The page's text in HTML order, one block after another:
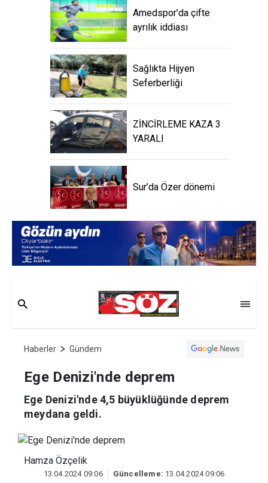
Amedspor’da çifte
ayrılık iddiası
Sağlıkta Hijyen
Seferberliği
ZİNCİRLEME KAZA 3
YARALI
Sur’da Özer dönemi
Haberler Gündem
Ege Denizi'nde deprem
Ege Denizi'nde 4,5 büyüklüğünde deprem
meydana geldi.
Hamza Özçelik
13.04.2024 09:06 Güncelleme: 13.04.2024 09:06